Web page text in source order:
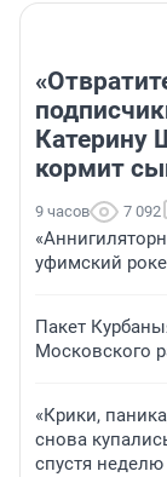
Катерину
кормит
9 часов 7 092
уфимский
Пакет
Московского
«Крики,
снова
спустя неделю